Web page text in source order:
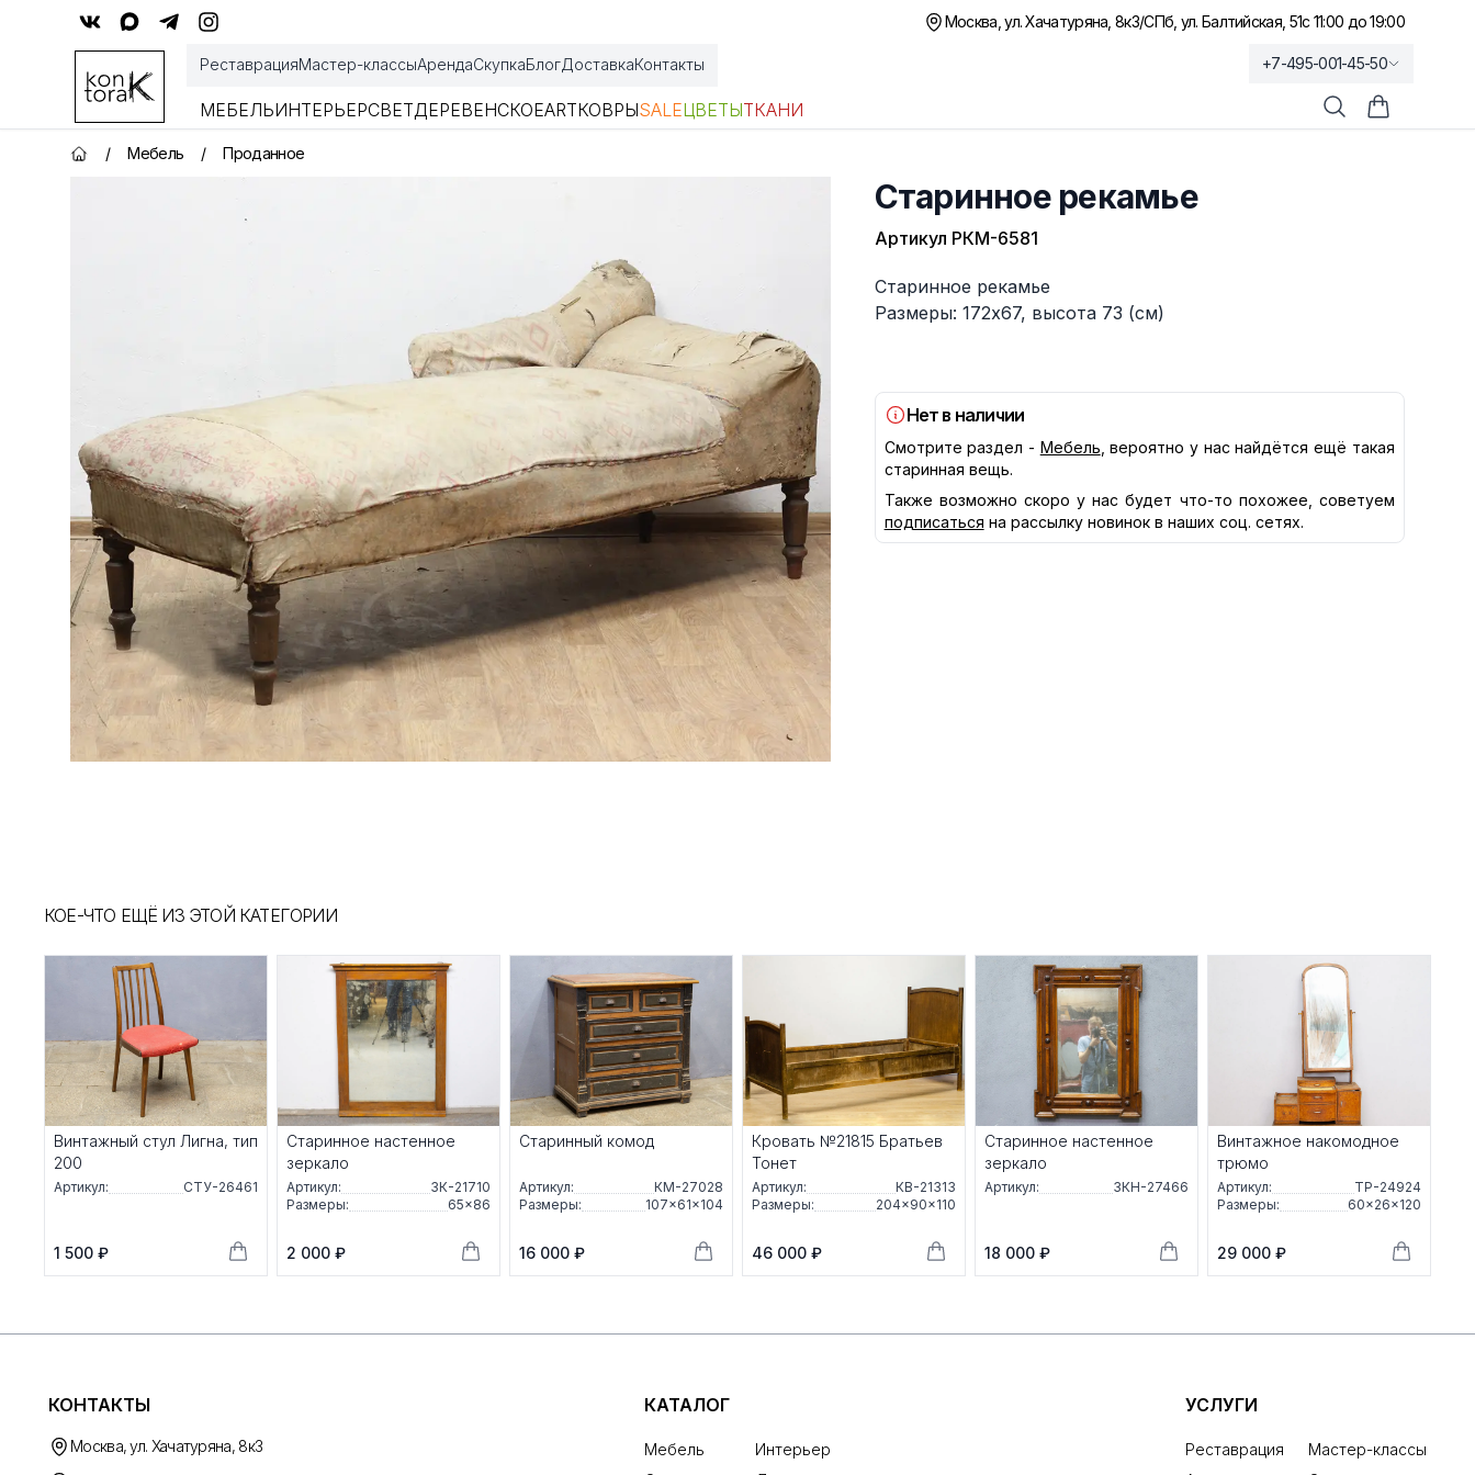
Москва, ул. Хачатуряна, 8к3/СПб, ул. Балтийская, 51с 11:00 до 19:00
РеставрацияМастер-классыАрендаСкупкаБлогДоставкаКонтакты
МЕБЕЛЬИНТЕРЬЕРСВЕТДЕРЕВЕНСКОЕARTКОВРЫSALEЦВЕТЫТКАНИ
+7-495-001-45-50
ПоискКорзина
Главная страница
/ Мебель / Проданное
Старинное рекамье
Артикул РКМ-6581
Описание
Старинное рекамье
Размеры: 172х67, высота 73 (см)
Нет в наличии
Смотрите раздел - Мебель , вероятно у нас найдётся ещё такая
старинная вещь.
Также возможно скоро у нас будет что-то похожее, советуем
подписаться на рассылку новинок в наших соц. сетях.
КОЕ-ЧТО ЕЩЁ ИЗ ЭТОЙ КАТЕГОРИИ
Винтажный стул Лигна, тип
200
Артикул: СТУ-26461
1 500 ₽
Старинное настенное
зеркало
Артикул:
ЗК-21710
Размеры:
65×86
2 000 ₽
Старинный комод
Артикул:
КМ-27028
Размеры:
107×61×104
16 000 ₽
Кровать №21815 Братьев
Тонет
Артикул:
КВ-21313
Размеры:
204×90×110
46 000 ₽
Старинное настенное
зеркало
Артикул: ЗКН-27466
18 000 ₽
Винтажное накомодное
трюмо
Артикул:
ТР-24924
Размеры:
60×26×120
29 000 ₽
КОНТАКТЫ
Москва, ул. Хачатуряна, 8к3
КАТАЛОГ
Мебель
Интерьер
УСЛУГИ
Реставрация
Мастер-классы